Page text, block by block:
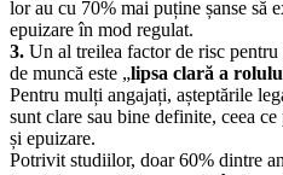
lor au cu 70% mai puține șanse să
epuizare în mod regulat.
3. Un al treilea factor de risc
de muncă este „lipsa clară a
Pentru mulți angajați, așteptările
sunt clare sau bine definite, ceea
și epuizare.
Potrivit studiilor, doar 60% dintre